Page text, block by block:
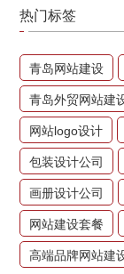
热门标签
青岛网站建设
青岛外贸网站建
网站logo设计
包装设计公司
画册设计公司
网站建设套餐
高端品牌网站建